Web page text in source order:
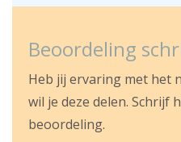
Beoordeling
Heb jij ervaring met het
wil je deze delen. Schrijf
beoordeling.